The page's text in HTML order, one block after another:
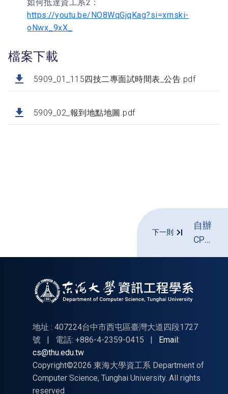
如何抵達資工系2：
https://youtu.be/NO8WqGjqKag?si=xrnski-
oNwx_9xX_
檔案下載
5909_01_115四技二專面試時間表_公告.pdf
5909_02_報到地點地圖.pdf
下一則
自辦
CPE
加名
地址 : 407224台中市西屯區臺灣大道四段1727
號
| 電話: +886-4-2359-0415 |
Email:
cs@thu.edu.tw
Copyright©2026 東海大學資工系 Department of
Computer Science, Tunghai University. All rights
reserved